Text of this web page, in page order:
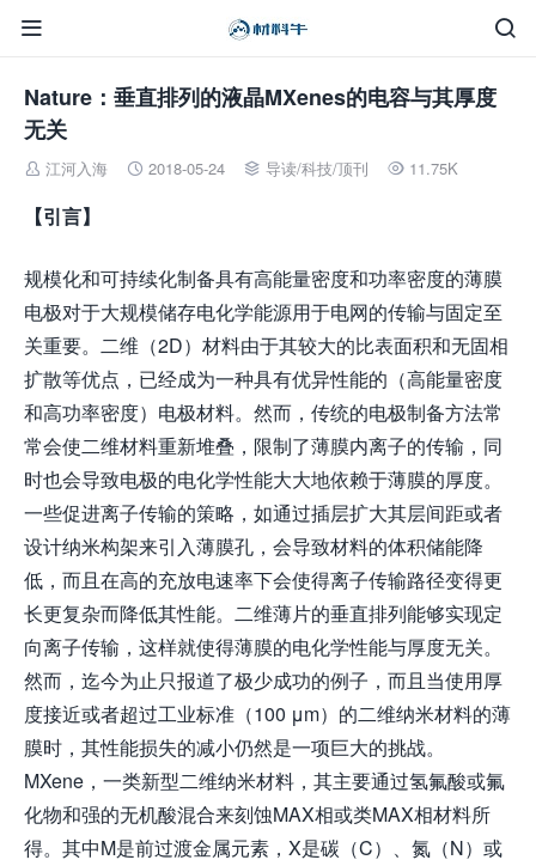


Nature：垂直排列的液晶MXenes的电容与其厚度
无关
 江河入海  2018-05-24  导读/科技/顶刊  11.75K
【引言】
规模化和可持续化制备具有高能量密度和功率密度的薄膜
电极对于大规模储存电化学能源用于电网的传输与固定至
关重要。二维（2D）材料由于其较大的比表面积和无固相
扩散等优点，已经成为一种具有优异性能的（高能量密度
和高功率密度）电极材料。然而，传统的电极制备方法常
常会使二维材料重新堆叠，限制了薄膜内离子的传输，同
时也会导致电极的电化学性能大大地依赖于薄膜的厚度。
一些促进离子传输的策略，如通过插层扩大其层间距或者
设计纳米构架来引入薄膜孔，会导致材料的体积储能降
低，而且在高的充放电速率下会使得离子传输路径变得更
长更复杂而降低其性能。二维薄片的垂直排列能够实现定
向离子传输，这样就使得薄膜的电化学性能与厚度无关。
然而，迄今为止只报道了极少成功的例子，而且当使用厚
度接近或者超过工业标准（100 μm）的二维纳米材料的薄
膜时，其性能损失的减小仍然是一项巨大的挑战。
MXene，一类新型二维纳米材料，其主要通过氢氟酸或氟
化物和强的无机酸混合来刻蚀MAX相或类MAX相材料所
得。其中M是前过渡金属元素，X是碳（C）、氮（N）或